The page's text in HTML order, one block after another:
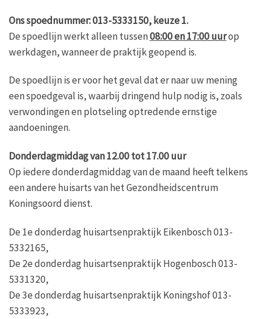
Ons spoednummer: 013-5333150, keuze 1.
De spoedlijn werkt alleen tussen08:00 en 17:00 uurop
werkdagen, wanneer de praktijk geopend is.
De spoedlijn is er voor het geval dat er naar uw mening
een spoedgeval is, waarbij dringend hulp nodig is, zoals
verwondingen en plotseling optredende ernstige
aandoeningen.
Donderdagmiddag van 12.00 tot 17.00 uur
Op iedere donderdagmiddag van de maand heeft telkens
een andere huisarts van het Gezondheidscentrum
Koningsoord dienst.
De 1e donderdag huisartsenpraktijk Eikenbosch 013-
5332165,
De 2e donderdag huisartsenpraktijk Hogenbosch 013-
5331320,
De 3e donderdag huisartsenpraktijk Koningshof 013-
5333923,